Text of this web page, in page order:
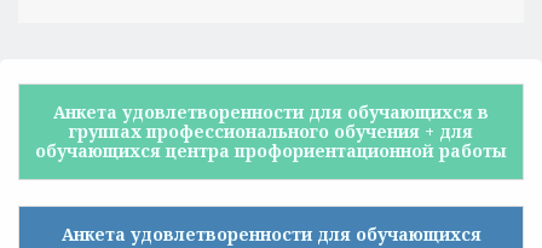
Анкета удовлетворенности для обучающихся в
группах профессионального обучения + для
обучающихся центра профориентационной работы
Анкета удовлетворенности для обучающихся